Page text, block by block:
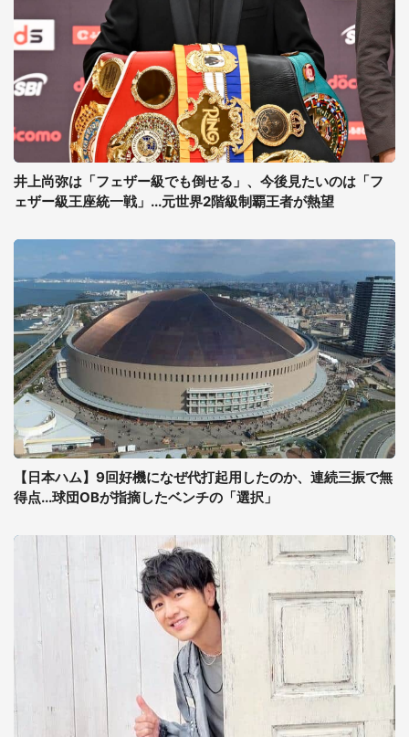
井上尚弥は「フェザー級でも倒せる」、今後見たいのは「フ
ェザー級王座統一戦」...元世界2階級制覇王者が熱望
【日本ハム】9回好機になぜ代打起用したのか、連続三振で無
得点...球団OBが指摘したベンチの「選択」